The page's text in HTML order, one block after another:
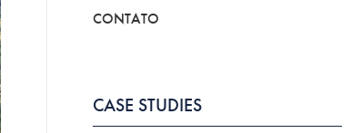
CONTATO
CASE STUDIES